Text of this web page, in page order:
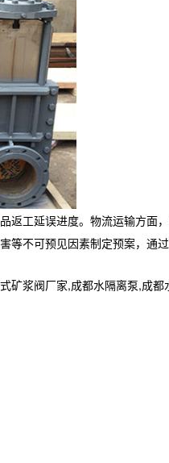
工延误进度。物流运输方面
不可预见因素制定预案，通
矿浆阀厂家,成都水隔离泵,成